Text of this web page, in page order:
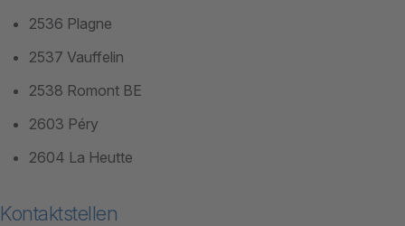
2536 Plagne
2537 Vauffelin
2538 Romont BE
2603 Péry
2604 La Heutte
Kontaktstellen